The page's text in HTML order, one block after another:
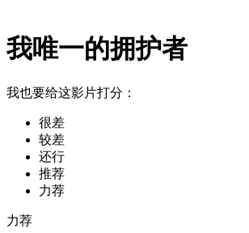
我唯一的拥护者
我也要给这影片打分：
很差
较差
还行
推荐
力荐
力荐